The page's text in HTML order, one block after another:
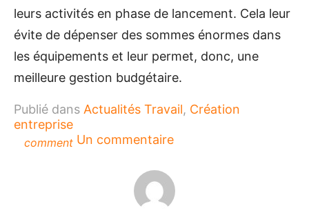
leurs activités en phase de lancement. Cela leur
évite de dépenser des sommes énormes dans
les équipements et leur permet, donc, une
meilleure gestion budgétaire.
Publié dans Actualités Travail, Création
entreprise
comment Un commentairesur
:
Les